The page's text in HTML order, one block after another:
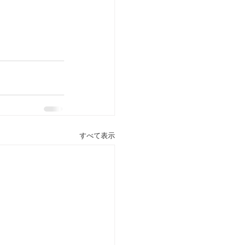
すべて表示